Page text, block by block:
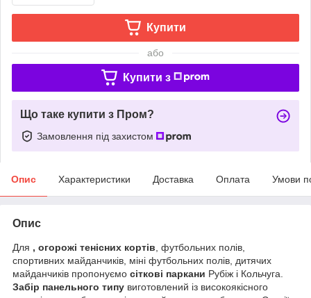
Купити
або
Купити з
Що таке купити з Пром?
Замовлення під захистом
Опис Характеристики Доставка Оплата Умови
Опис
Для , огорожі тенісних кортів , футбольних полів,
спортивних майданчиків, міні футбольних полів, дитячих
майданчиків пропонуємо сіткові паркани Рубіж і Кольчуга.
Забір панельного типу виготовлений із високоякісного